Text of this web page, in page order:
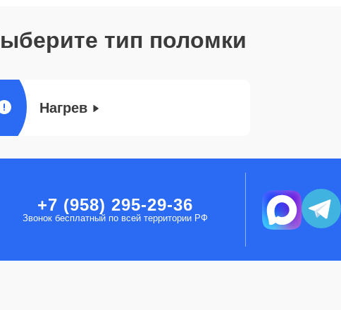
тип поломки
Нагрев
+7 (958) 295-29-36
Звонок бесплатный по всей территории РФ